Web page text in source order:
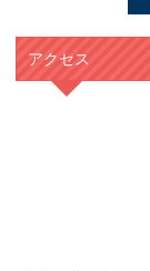
アクセス